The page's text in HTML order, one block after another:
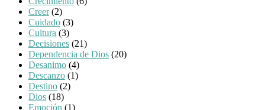
Creer(2)
Cuidado (3)
Cultura (3)
Decisiones (21)
Dependencia de Dios (20)
Desanimo (4)
Descanzo (1)
Destino (2)
Dios (18)
Emoción (1)